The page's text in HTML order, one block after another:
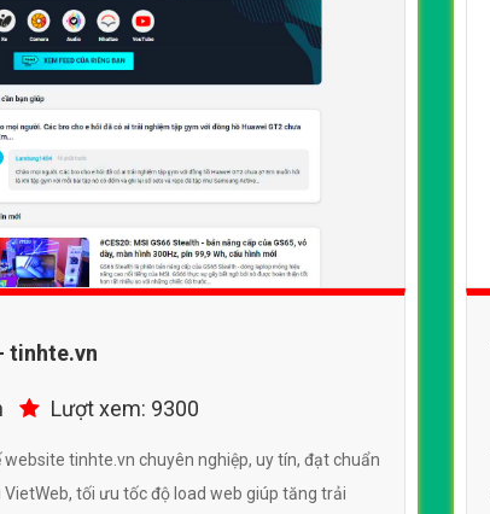
tinhte.vn
Lượt xem: 9300
website tinhte.vn chuyên nghiệp, uy tín, đạt chuẩn
VietWeb, tối ưu tốc độ load web giúp tăng trải